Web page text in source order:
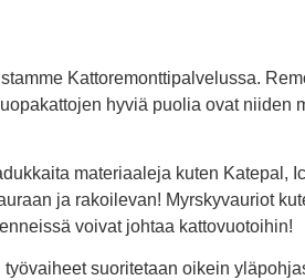
Kattoremonttipalvelussa.
hyviä puolia ovat
materiaaleja kuten Katepal,
ja rakoilevan! Myrskyvauriot
voivat johtaa kattovuotoihin!
suoritetaan oikein